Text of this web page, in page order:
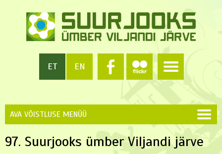
ET EN
AVA VÕISTLUSE MENÜÜ
97. Suurjooks ümber Viljandi järve